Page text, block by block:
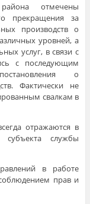
отмечены
прекращения за
производств о
уровней, а
услуг, в связи с
с последующим
о
Фактически не
свалкам в
отражаются в
субъекта службы
в работе
прав и